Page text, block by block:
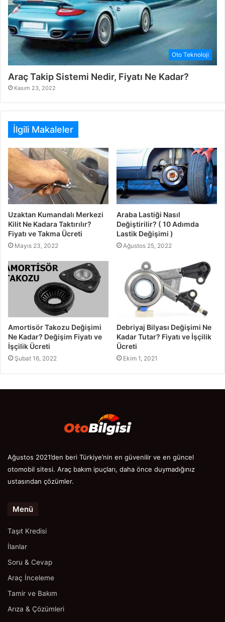
Oto Teknoloji
Araç Takip Sistemi Nedir, Fiyatı Ne Kadar?
Kasım 23, 2022
İlgili Makaleler
Uzaktan Kumandalı Merkezi
Kilit Ne Kadara Taktırılır?
Fiyatı ve Takma Ücreti
Mayıs 23, 2022
Araba Lastiği Nasıl
Değiştirilir? ( 10 Adımda
Lastik Değişimi )
Ağustos 25, 2022
Amortisör Takozu Değişimi
Ne Kadar? Değişim Fiyatı ve
İşçilik Ücreti
Şubat 16, 2022
Debriyaj Bilyası Değişimi Ne
Kadar Tutar? Fiyatı ve İşçilik
Ücreti
Ekim 1, 2021
Ağustos 2021’den beri Türkiye’nin en güvenilir ve en güncel
otomobil sitesi. Araç bakım ipuçları, daha önce duymadığınız
ustasından çözümler.
Menü
Taşıt Kredisi
İlanlar
Soru & Cevap
Araç İnceleme
Tamir ve Bakım
Arıza & Çözümleri